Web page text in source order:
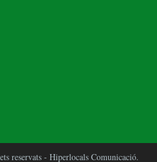
reservats - Hiperlocals Comunicació.